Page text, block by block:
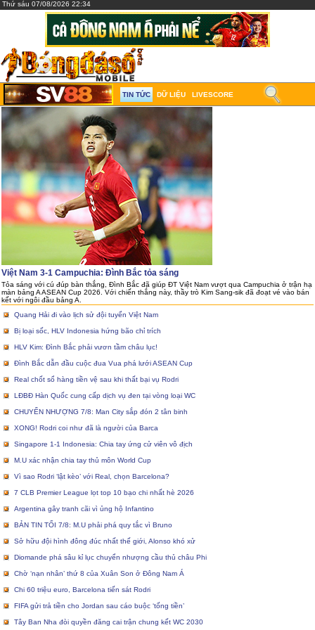
Thứ sáu 07/08/2026 22:34
TIN TỨC DỮ LIỆU LIVESCORE
Việt Nam 3-1 Campuchia: Đình Bắc tỏa sáng
Tỏa sáng với cú đúp bàn thắng, Đình Bắc đã giúp ĐT Việt Nam vượt qua Campuchia ở trận hạ
màn bảng A ASEAN Cup 2026. Với chiến thắng này, thầy trò Kim Sang-sik đã đoạt vé vào bán
kết với ngôi đầu bảng A.
Quang Hải đi vào lịch sử đội tuyển Việt Nam
Bị loại sốc, HLV Indonesia hứng bão chỉ trích
HLV Kim: Đình Bắc phải vươn tầm châu lục!
Đình Bắc dẫn đầu cuộc đua Vua phá lưới ASEAN Cup
Real chốt sổ hàng tiền vệ sau khi thất bại vụ Rodri
LĐBĐ Hàn Quốc cung cấp dịch vụ đen tại vòng loại WC
CHUYỂN NHƯỢNG 7/8: Man City sắp đón 2 tân binh
XONG! Rodri coi như đã là người của Barca
Singapore 1-1 Indonesia: Chia tay ứng cử viên vô địch
M.U xác nhận chia tay thủ môn World Cup
Vì sao Rodri ‘lật kèo’ với Real, chọn Barcelona?
7 CLB Premier League lọt top 10 bạo chi nhất hè 2026
Argentina gây tranh cãi vì ủng hộ Infantino
BẢN TIN TỐI 7/8: M.U phải phá quy tắc vì Bruno
Sở hữu đội hình đông đúc nhất thế giới, Alonso khó xử
Diomande phá sâu kỉ lục chuyển nhượng cầu thủ châu Phi
Chờ ‘nạn nhân’ thứ 8 của Xuân Son ở Đông Nam Á
Chi 60 triệu euro, Barcelona tiến sát Rodri
FIFA gửi trả tiền cho Jordan sau cáo buộc ‘tống tiền’
Tây Ban Nha đòi quyền đăng cai trận chung kết WC 2030